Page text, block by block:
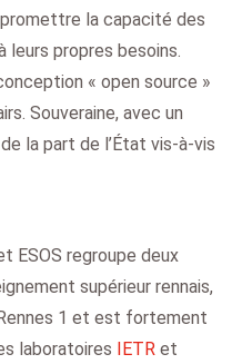
la capacité des
leurs propres besoins.
« open source »
Souveraine, avec un
la part de l’État vis-à-vis
ESOS regroupe deux
supérieur rennais,
1 et est fortement
laboratoires IETR et